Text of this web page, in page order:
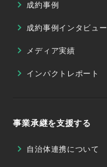
成約事例
成約事例インタビュー
メディア実績
インパクトレポート
事業承継を支援する
自治体連携について